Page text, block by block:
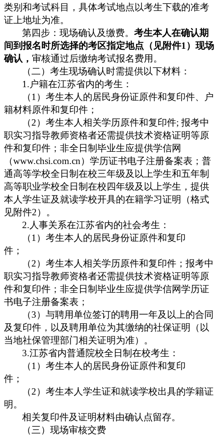
类别和考试科目，具体考试地点以考生下载的准考
证上地址为准。
第四步：现场确认及缴费。考生本人在确认期
间到报名时所选择的考区指定地点（见附件1 ）现场
确认， 审核通过后缴纳考试报名费用。
（二）考生现场确认时需提供以下材料：
1. 户籍在江苏省内的考生：
（ 1 ）考生本人的居民身份证原件和复印件、户
籍材料原件和复印件；
（2 ）考生本人相关学历原件和复印件;报考中
职实习指导教师资格者还需提供技术资格证明等原
件和复印件；非全日制毕业生应提供学信网
（www.chsi.com.cn ）学历证书电子注册备案表；普
通高等学校全日制在校三年级及以上学生和五年制
高等职业学校全日制在校四年级及以上学生，提供
本人学生证及就读学校开具的在籍学习证明（格式
见附件2）。
2. 人事关系在江苏省内的社会考生：
（ 1 ）考生本人的居民身份证原件和复印
件；
（2）考生本人相关学历原件和复印件；报考中
职实习指导教师资格者还需提供技术资格证明等原
件和复印件；非全日制毕业生应提供学信网学历证
书电子注册备案表；
（ 3 ）与聘用单位签订的聘用一年及以上的合同
及复印件，以及聘用单位为其缴纳的社保证明（以
当地社保管理部门相关证明为准）。
3.江苏省内普通院校全日制在校考生：
（ 1 ）考生本人的居民身份证原件和复印
件；
（2）考生本人学生证和就读学校出具的学籍证
明。
相关复印件及证明材料由确认点留存。
（三）现场审核交费